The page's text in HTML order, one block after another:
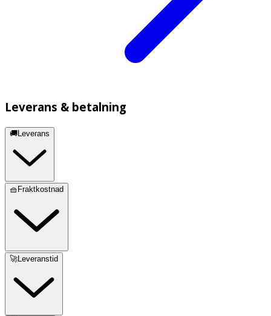
Leverans & betalning
🚚Leverans
🧺Fraktkostnad
🚀Leveranstid